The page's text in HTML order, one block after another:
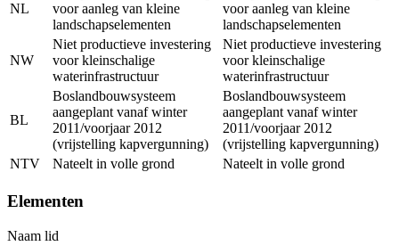
NL
voor aanleg van kleine
landschapselementen
voor aanleg van kleine
landschapselementen
NW
Niet productieve investering
voor kleinschalige
waterinfrastructuur
Niet productieve investering
voor kleinschalige
waterinfrastructuur
BL
Boslandbouwsysteem
aangeplant vanaf winter
2011/voorjaar 2012
(vrijstelling kapvergunning)
Boslandbouwsysteem
aangeplant vanaf winter
2011/voorjaar 2012
(vrijstelling kapvergunning)
NTV
Nateelt in volle grond Nateelt in volle grond
Elementen
Naam lid